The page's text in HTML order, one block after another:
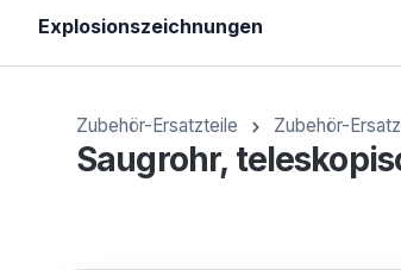
Explosionszeichnungen
Zubehör-Ersatzteile Zubehör-
Saugrohr,